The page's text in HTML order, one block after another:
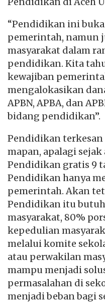
“Pendidikan ini
pemerintah, namun
masyarakat dalam
pendidikan. Kita
kewajiban
mengalokasikan
APBN, APBA, dan
bidang pendidikan”.
Pendidikan
mapan, apalagi
Pendidikan gratis 9
Pendidikan hanya
pemerintah. Akan
Pendidikan itu
masyarakat, 80%
kepedulian
melalui komite
atau perwakilan
mampu menjadi
permasalahan di
menjadi beban bagi